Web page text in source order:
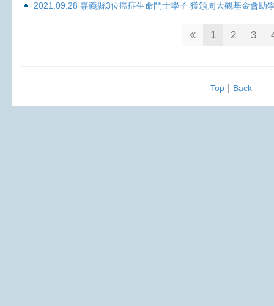
2021.09.28 嘉義縣3位癌症生命鬥士學子 獲頒周大觀基金會助
1 2 3
Top| Back